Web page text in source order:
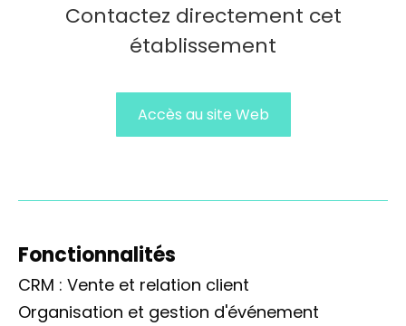
Contactez directement cet
établissement
Accès au site Web
Fonctionnalités
CRM : Vente et relation client
Organisation et gestion d'événement